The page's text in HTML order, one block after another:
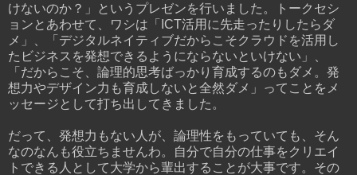
けないのか？」というプレゼンを行いました。トークセシ
ョンとあわせて、ワシは「ICT活用に先走ったりしたらダ
メ」、「デジタルネイティブだからこそクラウドを活用し
たビジネスを発想できるようにならないといけない」、
「だからこそ、論理的思考ばっかり育成するのもダメ。発
想力やデザイン力も育成しないと全然ダメ」ってことをメ
ッセージとして打ち出してきました。
だって、発想力もない人が、論理性をもっていても、そん
なのなんも役立ちませんわ。自分で自分の仕事をクリエイ
トできる人として大学から輩出することが大事です。その